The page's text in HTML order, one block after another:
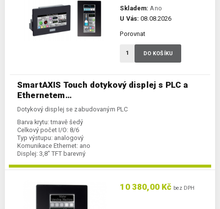
SmartAXIS Touch dotykový displej s PLC a
Ethernetem…
Dotykový displej se zabudovaným PLC
Barva krytu: tmavě šedý
Celkový počet I/O: 8/6
Typ výstupu: analogový
Komunikace Ethernet: ano
Displej: 3,8" TFT barevný
Kategorie: displej s PLC
Skladem: Ano
U Vás: 08.08.2026
Porovnat
DO KOŠÍKU
10 380,00 Kč bez DPH